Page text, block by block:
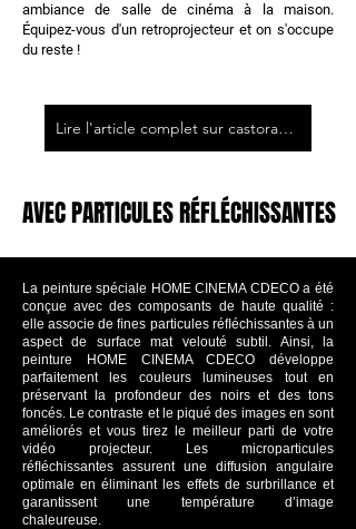
ambiance de salle de cinéma à la maison.
Équipez-vous d'un retroprojecteur et on s'occupe
du reste !
Lire l'article complet sur castorama.fr
AVEC PARTICULES RÉFLÉCHISSANTES
AVEC PARTICULES RÉFLÉCHISSANTES
La peinture spéciale HOME CINEMA CDECO a été
conçue avec des composants de haute qualité :
elle associe de ﬁnes particules réﬂéchissantes à un
aspect de surface mat velouté subtil. Ainsi, la
peinture HOME CINEMA CDECO développe
parfaitement les couleurs lumineuses tout en
préservant la profondeur des noirs et des tons
foncés. Le contraste et le piqué des images en sont
améliorés et vous tirez le meilleur parti de votre
vidéo projecteur. Les microparticules
réﬂéchissantes assurent une diffusion angulaire
optimale en éliminant les effets de surbrillance et
garantissent une température d’image
chaleureuse.